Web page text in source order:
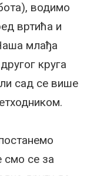
водимо
вртића и
млађа
круга
сад се више
смо се за